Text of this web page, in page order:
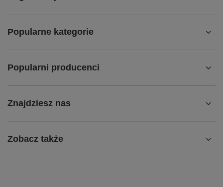
Popularne kategorie
Popularni producenci
Znajdziesz nas
Zobacz także